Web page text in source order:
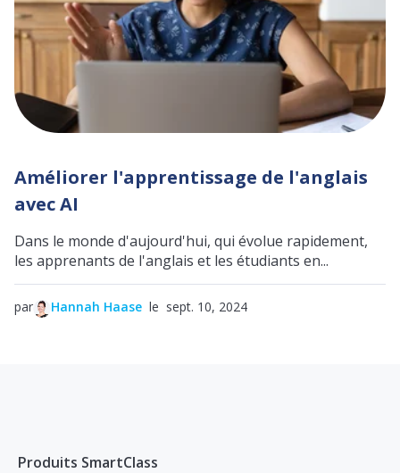
Améliorer l'apprentissage de l'anglais
avec AI
Dans le monde d'aujourd'hui, qui évolue rapidement,
les apprenants de l'anglais et les étudiants en...
par Hannah Haase le sept. 10, 2024
Produits SmartClass